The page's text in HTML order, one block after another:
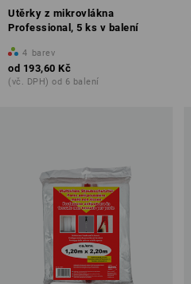
Utěrky z mikrovlákna
Professional, 5 ks v balení
4 barev
od 193,60 Kč
(vč. DPH) od 6 balení